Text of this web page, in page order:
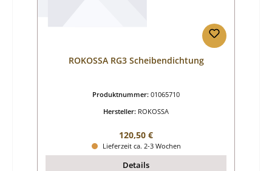
ROKOSSA RG3 Scheibendichtung
Produktnummer: 01065710
Hersteller: ROKOSSA
Regulärer Preis:
120,50 €
Lieferzeit ca. 2-3 Wochen
Details